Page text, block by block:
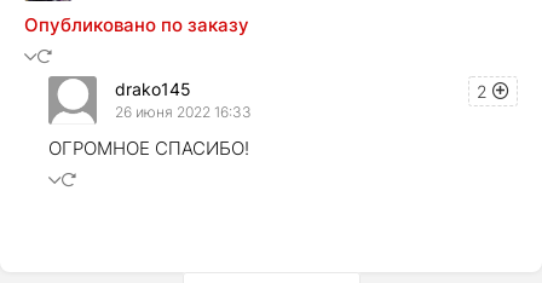
Опубликовано по заказу
2
drako145
26 июня 2022 16:33
ОГРОМНОЕ СПАСИБО!